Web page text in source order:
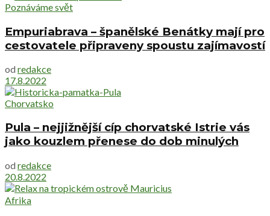
Poznáváme svět
Empuriabrava – španělské Benátky mají pro
cestovatele připraveny spoustu zajímavostí
od redakce
17.8.2022
Chorvatsko
Pula – nejjižnější cíp chorvatské Istrie vás
jako kouzlem přenese do dob minulých
od redakce
20.8.2022
Afrika